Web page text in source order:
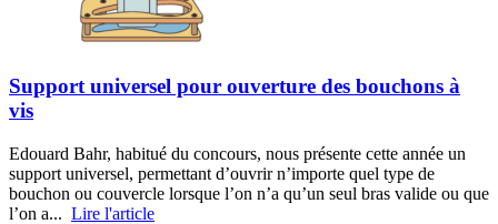
Support universel pour ouverture des bouchons à
vis
Edouard Bahr, habitué du concours, nous présente cette année un
support universel, permettant d’ouvrir n’importe quel type de
bouchon ou couvercle lorsque l’on n’a qu’un seul bras valide ou que
l’on a... Lire l'article